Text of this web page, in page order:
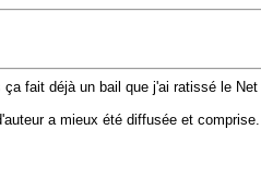
fait déjà un bail que j'ai ratissé le
a mieux été diffusée et comprise.